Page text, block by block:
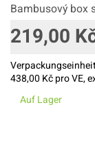
Bambusový box
219,00
438,00 Kč pro VE,
Auf Lager